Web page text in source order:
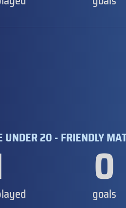
UNDER 20 - FRIENDLY0
goals